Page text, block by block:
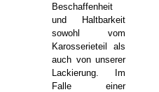
Beschaffenheit
und Haltbarkeit
sowohl vom
Karosserieteil als
auch von unserer
Lackierung. Im
Falle einer